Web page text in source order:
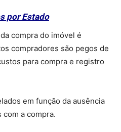
por Estado
compra do imóvel é
compradores são pegos de
para compra e registro
em função da ausência
a compra.